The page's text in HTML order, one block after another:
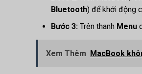
Bluetooth) để khởi động
Bước 3: Trên thanh Menu
Xem Thêm MacBook